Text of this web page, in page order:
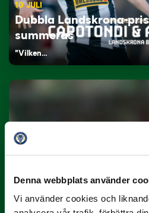
Denna webbplats använder
Vi använder cookies och
10 JULI
Dubbla Landskrona-
summeras
"Vilken…
Han gjorde Månadens
projektil”